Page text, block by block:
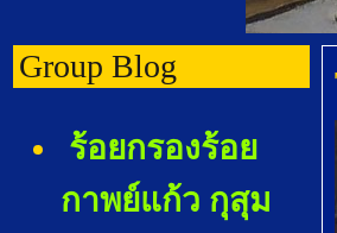
Group Blog
ร้อยกรองร้อ
กาพย์แก้ว กุสุม